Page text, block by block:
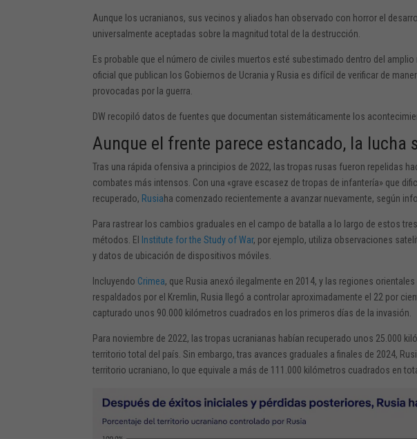
Aunque los ucranianos, sus vecinos y aliados han observado con horror el
universalmente aceptadas sobre la magnitud total de la destrucción.
Es probable que el número de civiles muertos esté subestimado dentro del
oficial que publican los Gobiernos de Ucrania y Rusia es difícil de verificar de
provocadas por la guerra.
DW recopiló datos de fuentes que documentan sistemáticamente los
Aunque el frente parece estancado, la lucha
Tras una rápida ofensiva a principios de 2022, las tropas rusas fueron repelidas
combates más intensos. Con una «grave escasez de tropas de infantería» que
recuperado, Rusiaha comenzado recientemente a avanzar nuevamente, según
Para rastrear los cambios graduales en el campo de batalla a lo largo de estos
métodos. El
Institute for the Study of War, por ejemplo, utiliza observaciones
y datos de ubicación de dispositivos móviles.
Incluyendo Crimea, que Rusia anexó ilegalmente en 2014, y las regiones orientales
respaldados por el Kremlin, Rusia llegó a controlar aproximadamente el 22 por
capturado unos 90.000 kilómetros cuadrados en los primeros días de la invasión.
Para noviembre de 2022, las tropas ucranianas habían recuperado unos 25.000
territorio total del país. Sin embargo, tras avances graduales a finales de 2024,
territorio ucraniano, lo que equivale a más de 111.000 kilómetros cuadrados en